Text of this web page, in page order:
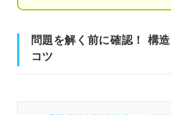
問題を解く前に確認！ 構
コツ
問題を解く前に確認！ 構造的把握
覚えておきたい！ 構造的把握力検